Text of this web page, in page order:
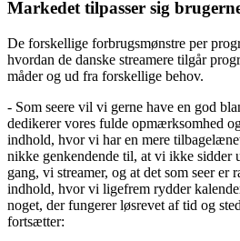
Markedet tilpasser sig
De forskellige forbrugsmønstre per
hvordan de danske streamere tilgår
måder og ud fra forskellige behov.
- Som seere vil vi gerne have en god
dedikerer vores fulde opmærksomhed
indhold, hvor vi har en mere
nikke genkendende til, at vi ikke sidder
gang, vi streamer, og at det som seer er
indhold, hvor vi ligefrem rydder
noget, der fungerer løsrevet af tid og
fortsætter: